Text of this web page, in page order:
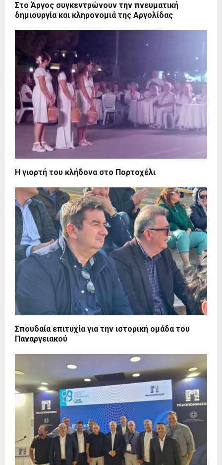
Στο Άργος συγκεντρώνουν την πνευματική
δημιουργία και κληρονομιά της Αργολίδας
Η γιορτή του κλήδονα στο Πορτοχέλι
Σπουδαία επιτυχία για την ιστορική ομάδα του
Παναργειακού